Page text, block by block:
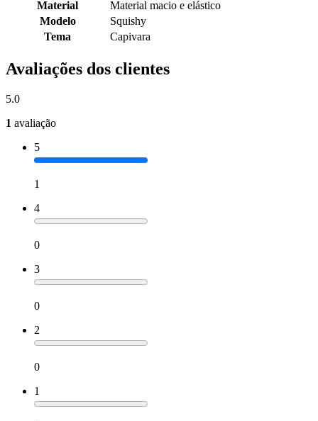
Material
Material macio e elástico
Modelo
Squishy
Tema
Capivara
Avaliações dos clientes
5.0
1 avaliação
5
1
4
0
3
0
2
0
1